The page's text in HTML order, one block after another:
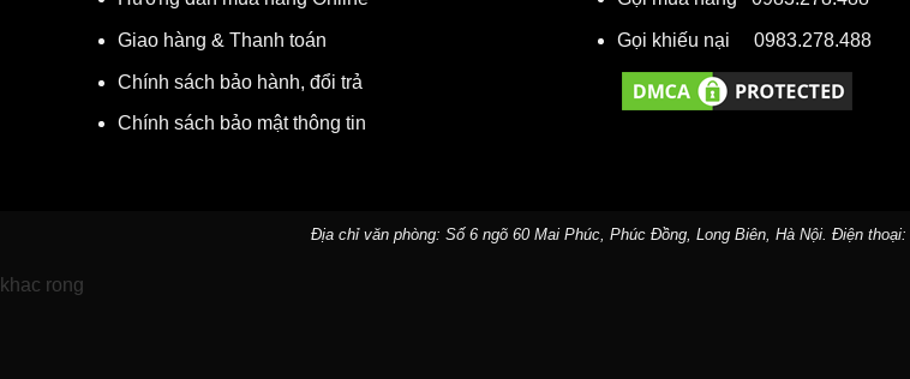
Giao hàng & Thanh toán
Chính sách bảo hành, đổi trả
Chính sách bảo mật thông tin
Gọi khiếu nại0983.278.488
Địa chỉ văn phòng: Số 6 ngõ 60 Mai Phúc, Phúc Đồng, Long Biên, Hà Nội. Điện thoại:
khac rong